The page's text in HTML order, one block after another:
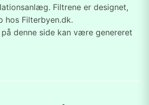
Filtrene er designet,
hos Filterbyen.dk.
denne side kan være genereret